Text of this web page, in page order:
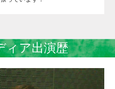
ィア出演歴